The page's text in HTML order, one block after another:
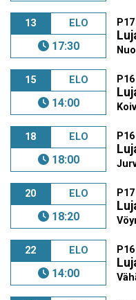
13 ELO
17:30
15 ELO
14:00
18 ELO
18:00
20 ELO
18:20
22 ELO
14:00